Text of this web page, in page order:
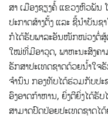
ສາ ເມືອງຊຽງຄໍ້ ແຂວງຫົວພັ
ປະກາດສ້າງຕັ້ງ ແລະ ຊີ້ນຳບັນ
ກໍໄດ້ຮັບພາລະອັນໜັກໜ່ວງຕໍ່ສູ້
ໃໝ່ທີ່ມີອາວຸດ, ພາຫະນະສົງຄ
ຮັກສາປະເທດຊາດດ້ວຍນໍ້າໃ
ຈຳນົນ ກອງທັບໄດ້ຮ່ວມກັບປະ
ອົງອາດກ້າຫານ, ຍິ່ງຕີຍິ່ງໄດ້ຮັ
ສາມາດປົດປ່ອຍປະເທດຊາດໄ